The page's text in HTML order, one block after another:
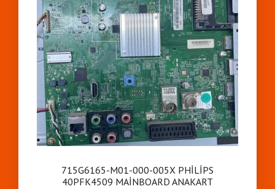
715G6165-M01-000-005X PHİLİPS
40PFK4509 MAİNBOARD ANAKART